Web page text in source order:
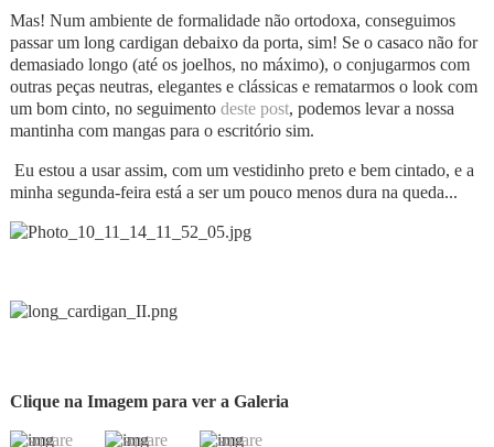
Mas! Num ambiente de formalidade não ortodoxa, conseguimos
passar um long cardigan debaixo da porta, sim! Se o casaco não for
demasiado longo (até os joelhos, no máximo), o conjugarmos com
outras peças neutras, elegantes e clássicas e rematarmos o look com
um bom cinto, no seguimento deste post, podemos levar a nossa
mantinha com mangas para o escritório sim.
Eu estou a usar assim, com um vestidinho preto e bem cintado, e a
minha segunda-feira está a ser um pouco menos dura na queda...
Clique na Imagem para ver a Galeria